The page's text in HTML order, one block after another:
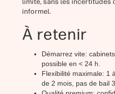
limité, sans les incertitudes
informel.
À retenir
Démarrez vite:
possible en < 24 h.
Flexibilité maximale: 1
de 2 mois, pas de bail